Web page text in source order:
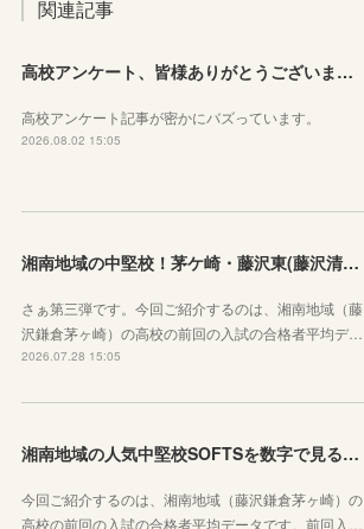
関連記事
高校アンケート、皆様ありがとうございました！
高校アンケート記事が密かにバズっています。
2026.08.02 15:05
湘南地域の中堅校！茅ケ崎・藤沢東(藤沢清流)、藤沢総合、茅ヶ崎西浜高校
さぁ第三弾です。今回ご紹介するのは、湘南地域（藤
沢鎌倉茅ヶ崎）の高校の前回の入試の合格者平均デ…
2026.07.28 15:05
湘南地域の人気中堅校SOFTSを数字で見る！七里ガ浜、大船、藤沢西、湘南台、鶴嶺高校編
今回ご紹介するのは、湘南地域（藤沢鎌倉茅ヶ崎）の
高校の前回の入試の合格者平均データです。前回入…